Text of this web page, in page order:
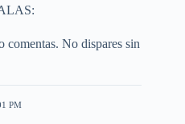
comentas. No dispares sin
PM